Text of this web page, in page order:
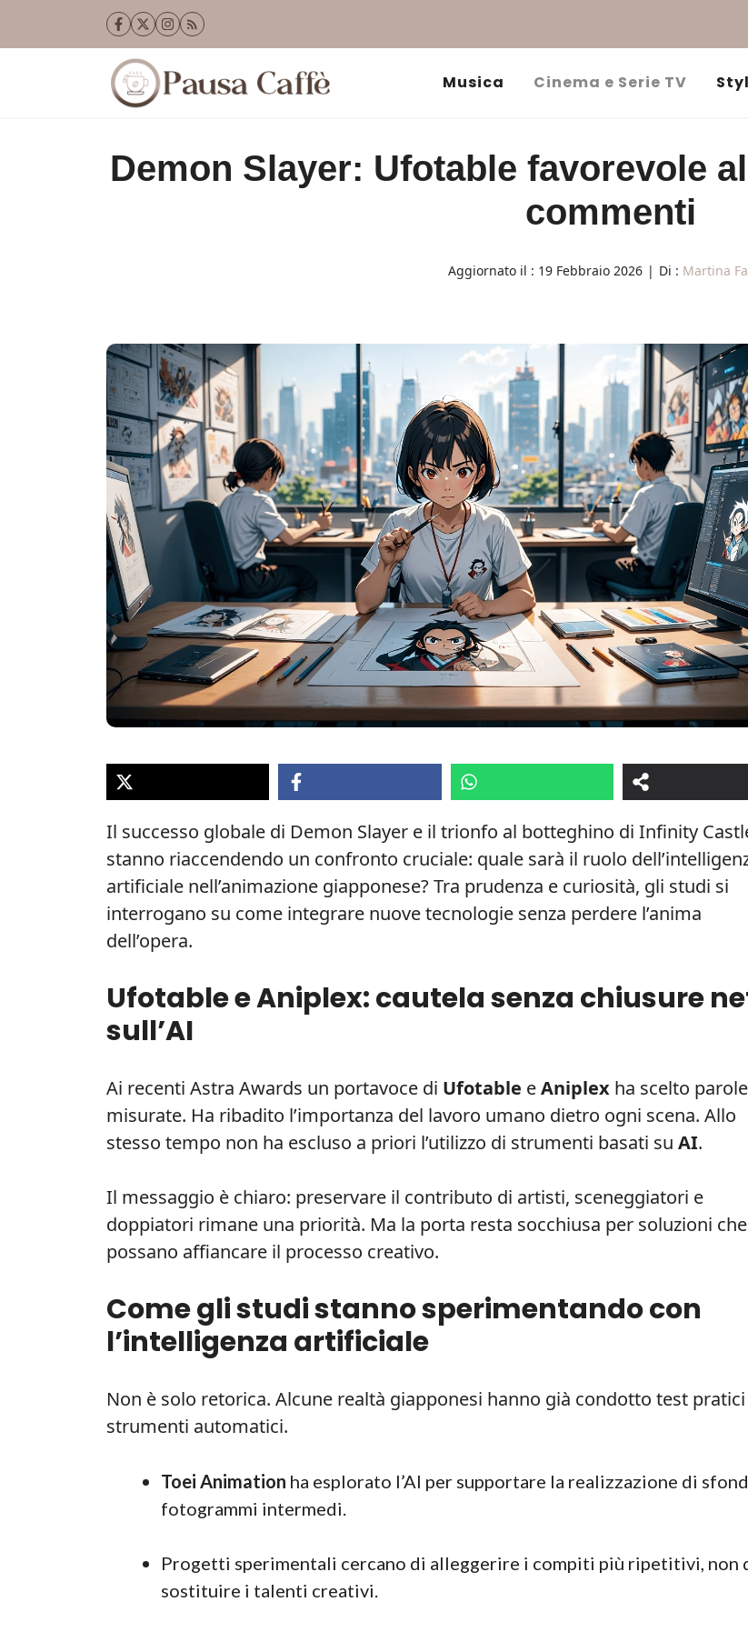
Musica Cinema e Serie TV
Demon Slayer: Ufotable favorevole
commenti
Aggiornato il : 19 Febbraio 2026 | Di : Martina
Il successo globale di Demon Slayer e il trionfo al botteghino di Infinity
stanno riaccendendo un confronto cruciale: quale sarà il ruolo
artificiale nell’animazione giapponese? Tra prudenza e curiosità, gli studi si
interrogano su come integrare nuove tecnologie senza perdere l’anima
dell’opera.
Ufotable e Aniplex: cautela senza chiusure
sull’AI
Ai recenti Astra Awards un portavoce di Ufotable eAniplex ha scelto parole
misurate. Ha ribadito l’importanza del lavoro umano dietro ogni scena. Allo
stesso tempo non ha escluso a priori l’utilizzo di strumenti basati su AI.
Il messaggio è chiaro: preservare il contributo di artisti, sceneggiatori e
doppiatori rimane una priorità. Ma la porta resta socchiusa per soluzioni che
possano affiancare il processo creativo.
Come gli studi stanno sperimentando con
l’intelligenza artificiale
Non è solo retorica. Alcune realtà giapponesi hanno già condotto test
strumenti automatici.
Toei Animation ha esplorato l’AI per supportare la realizzazione di
fotogrammi intermedi.
Progetti sperimentali cercano di alleggerire i compiti più ripetitivi, non
sostituire i talenti creativi.